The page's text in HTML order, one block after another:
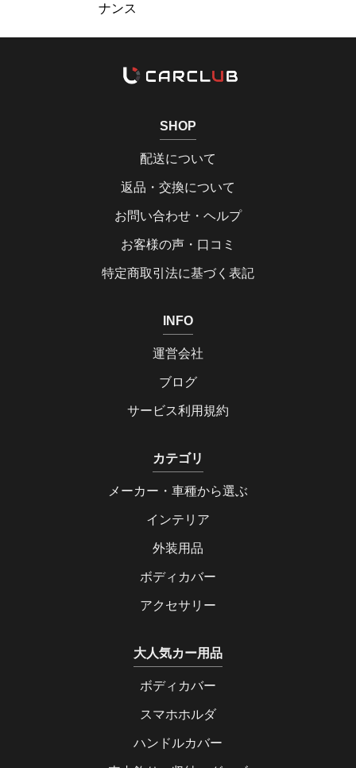
ナンス
SHOP
配送について
返品・交換について
お問い合わせ・ヘルプ
お客様の声・口コミ
特定商取引法に基づく表記
INFO
運営会社
ブログ
サービス利用規約
カテゴリ
メーカー・車種から選ぶ
インテリア
外装用品
ボディカバー
アクセサリー
大人気カー用品
ボディカバー
スマホホルダ
ハンドルカバー